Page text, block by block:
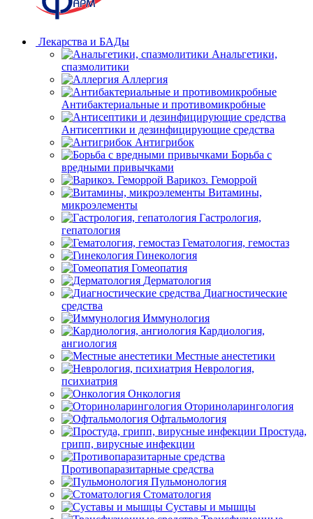
Лекарства и БАДы
Анальгетики,
спазмолитики
Аллергия
Антибактериальные и противомикробные
Антисептики и дезинфицирующие средства
Антигрибок
Борьба с
вредными привычками
Варикоз. Геморрой
Витамины,
микроэлементы
Гастрология,
гепатология
Гематология, гемостаз
Гинекология
Гомеопатия
Дерматология
Диагностические
средства
Иммунология
Кардиология,
ангиология
Местные анестетики
Неврология,
психиатрия
Онкология
Оториноларингология
Офтальмология
Простуда,
грипп, вирусные инфекции
Противопаразитарные средства
Пульмонология
Стоматология
Суставы и мышцы